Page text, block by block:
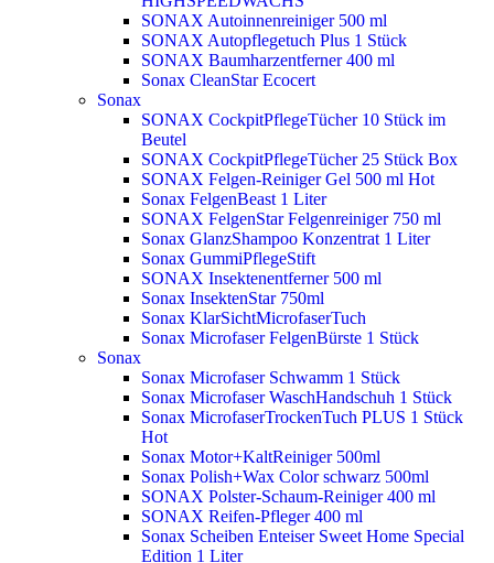
SONAX Autoinnenreiniger 500 ml
SONAX Autopflegetuch Plus 1 Stück
SONAX Baumharzentferner 400 ml
Sonax CleanStar Ecocert
Sonax
SONAX CockpitPflegeTücher 10 Stück im
Beutel
SONAX CockpitPflegeTücher 25 Stück Box
SONAX Felgen-Reiniger Gel 500 ml Hot
Sonax FelgenBeast 1 Liter
SONAX FelgenStar Felgenreiniger 750 ml
Sonax GlanzShampoo Konzentrat 1 Liter
Sonax GummiPflegeStift
SONAX Insektenentferner 500 ml
Sonax InsektenStar 750ml
Sonax KlarSichtMicrofaserTuch
Sonax Microfaser FelgenBürste 1 Stück
Sonax
Sonax Microfaser Schwamm 1 Stück
Sonax Microfaser WaschHandschuh 1 Stück
Sonax MicrofaserTrockenTuch PLUS 1 Stück
Hot
Sonax Motor+KaltReiniger 500ml
Sonax Polish+Wax Color schwarz 500ml
SONAX Polster-Schaum-Reiniger 400 ml
SONAX Reifen-Pfleger 400 ml
Sonax Scheiben Enteiser Sweet Home Special
Edition 1 Liter